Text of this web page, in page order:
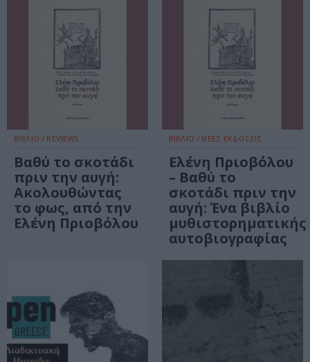
ΒΙΒΛΙΟ / REVIEWS
Βαθύ το σκοτάδι
πριν την αυγή:
Ακολουθώντας
το φως, από την
Ελένη Πριοβόλου
ΒΙΒΛΙΟ / ΝΕΕΣ ΕΚΔΟΣΕΙΣ
Ελένη Πριοβόλου
– Βαθύ το
σκοτάδι πριν την
αυγή: Ένα βιβλίο
μυθιστορηματικής
αυτοβιογραφίας